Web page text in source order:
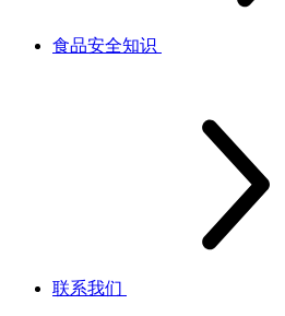
食品安全知识
联系我们